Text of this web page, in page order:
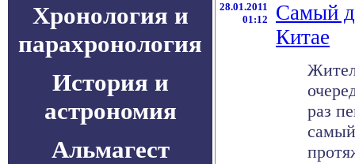
Хронология и
парахронология
История и
астрономия
Альмагест
28.01.2011
01:12
Самый
Китае
раз